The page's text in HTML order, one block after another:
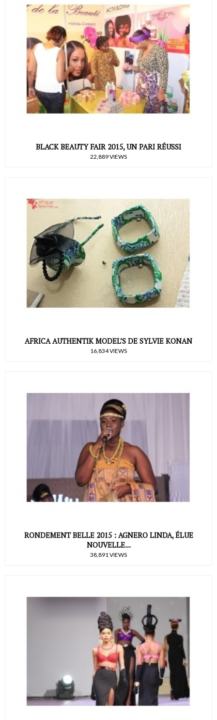
BLACK BEAUTY FAIR 2015, UN PARI RÉUSSI
22,889 VIEWS
AFRICA AUTHENTIK MODEL’S DE SYLVIE KONAN
16,834 VIEWS
RONDEMENT BELLE 2015 : AGNERO LINDA, ÉLUE
NOUVELLE...
38,891 VIEWS